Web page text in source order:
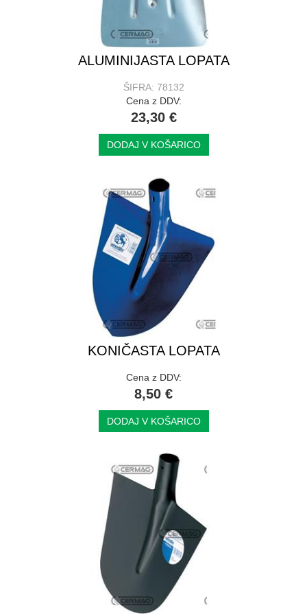
ALUMINIJASTA LOPATA
ŠIFRA: 78132
Cena z DDV:
23,30 €
DODAJ V KOŠARICO
KONIČASTA LOPATA
Cena z DDV:
8,50 €
DODAJ V KOŠARICO